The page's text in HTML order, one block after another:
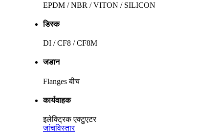
EPDM / NBR / VITON / SILICON
डिस्क
DI / CF8 / CF8M
जडान
Flanges बीच
कार्यवाहक
इलेक्ट्रिक एक्टुएटर
जांचविस्तार